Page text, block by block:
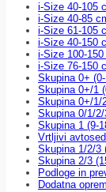
i-Size 40-105
i-Size 40-85
i-Size 61-105
i-Size 40-150
i-Size 100-150
i-Size 76-150
Skupina 0+
Skupina 0+/1
Skupina 0+/1/
Skupina 0/1/
Skupina 1 (9-
Vrtljivi
Skupina 1/2/3
Skupina 2/3
Podloge in
Dodatna